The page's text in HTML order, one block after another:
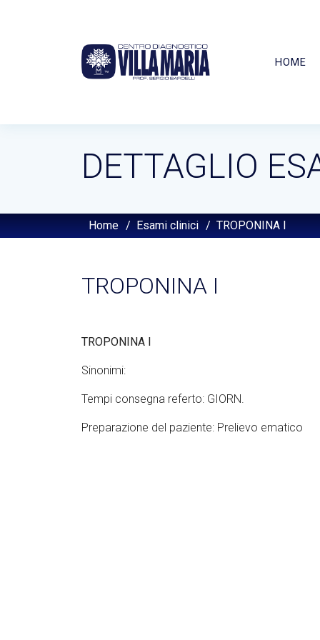
HOME
DETTAGLIO
Home / Esami clinici / TROPONINA I
TROPONINA I
TROPONINA I
Sinonimi:
Tempi consegna referto: GIORN.
Preparazione del paziente: Prelievo ematico